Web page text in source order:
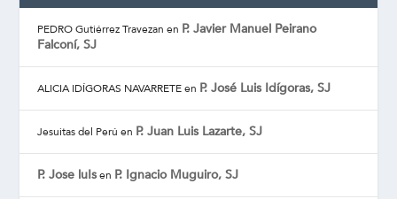
PEDRO Gutiérrez Travezan en P. Javier Manuel Peirano
Falconí, SJ
ALICIA IDÍGORAS NAVARRETEen P. José Luis Idígoras, SJ
Jesuitas del Perú en P. Juan Luis Lazarte, SJ
P. Jose luIsen P. Ignacio Muguiro, SJ